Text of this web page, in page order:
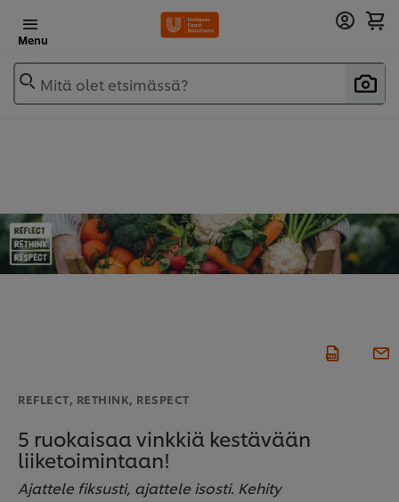
Menu
Mitä olet etsimässä?
REFLECT, RETHINK, RESPECT
5 ruokaisaa vinkkiä kestävään
liiketoimintaan!
Ajattele fiksusti, ajattele isosti. Kehity